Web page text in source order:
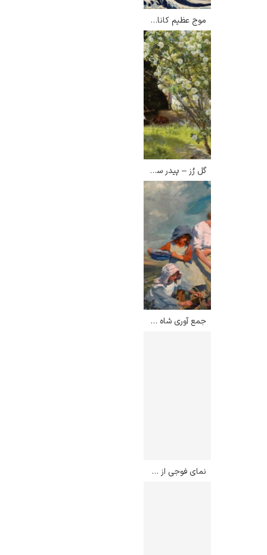
ادوارد مونک
کامی پیسارو
ادوارد هاپر
ادگار دگا
رامبرانت
موج عظیم کاناگاوا – کاتسوشیکا هوکوسائی
گل رُز – پیدر سورین کرویر
جمع آوری شاه توت – الیزابت فوربس
نمای فوجی از گوتنیاما – کاتسوشیکا هوکوسائی